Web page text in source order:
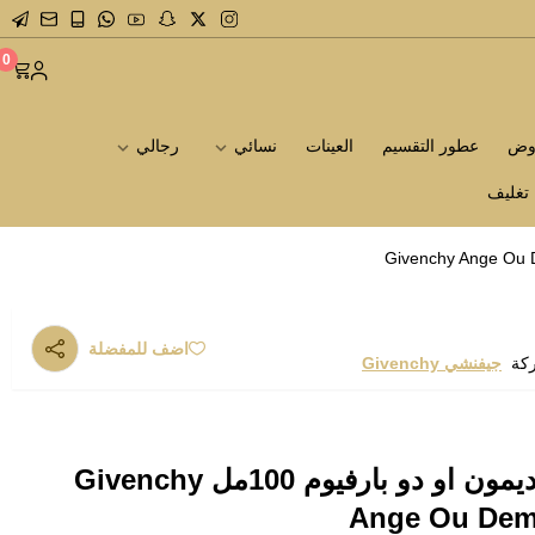
0
عطور التقسيم العينات نسائي رجالي
تغليف
جيفنشي Givenchy
اضف للمفضلة
عطر جيفنشي انج او ديمون او دو بارفيوم 100مل Givenchy
Ange Ou